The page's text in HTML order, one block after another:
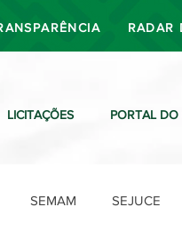
RADAR
LICITAÇÕES PORTAL DO
SEMAM SEJUCE